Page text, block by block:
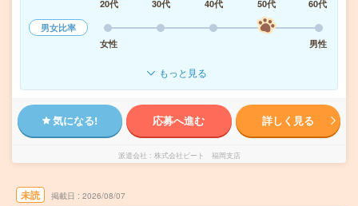
20代
30代 40代 50代
60代
男女比率
女性
男性
もっと見る
気になる! 応募へ進む 詳しく見る
派遣会社 株式会社ビート 福岡支店
未読 掲載日 2026/08/07